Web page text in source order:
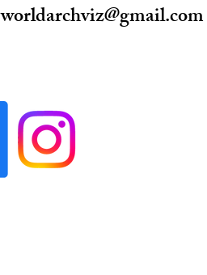
worldarchviz@gmail.com